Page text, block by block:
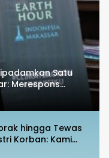
Satu
Merespons
hingga Tewas
Korban: Kami